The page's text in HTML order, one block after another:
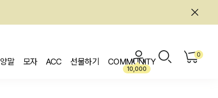
양말 모자 ACC 선물하기 COMMUNITY
10,000
0